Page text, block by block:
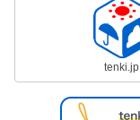
tenki.jp